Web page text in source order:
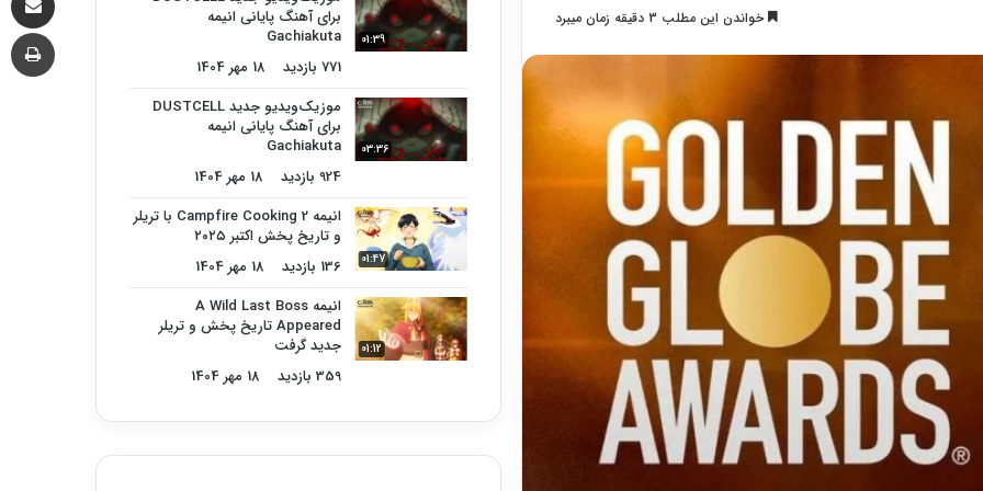
خواندن این مطلب 3 دقیقه زمان میبرد
01:39
برای آهنگ پایانی انیمه
Gachiakuta
771 بازدید
18 مهر 1404
03:36
موزیک‌ویدیو جدید DUSTCELL
برای آهنگ پایانی انیمه
Gachiakuta
924 بازدید
18 مهر 1404
01:47
انیمه Campfire Cooking 2 با تریلر
و تاریخ پخش اکتبر ۲۰۲۵
136 بازدید
18 مهر 1404
01:12
انیمه A Wild Last Boss
Appeared تاریخ پخش و تریلر
جدید گرفت
359 بازدید
18 مهر 1404